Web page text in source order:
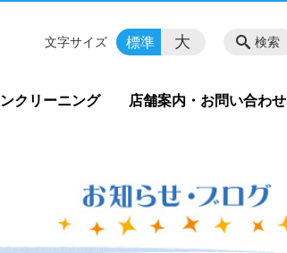
クリーニング 店舗案内・お問い合わせ
検索
文字サイズ 標準 大